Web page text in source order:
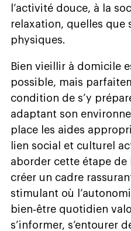
l’activité douce, à la
relaxation, quelles que
physiques.
Bien vieillir à domicile
possible, mais
condition de s’y
adaptant son
place les aides
lien social et culturel
aborder cette étape de
créer un cadre
stimulant où
bien‑être quotidien
s’informer, s’entourer